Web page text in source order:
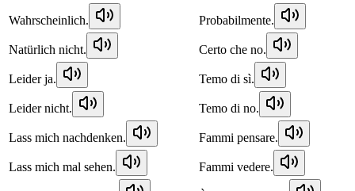
Wahrscheinlich. Probabilmente.
Natürlich nicht. Certo che no.
Leider ja. Temo di sì.
Leider nicht. Temo di no.
Lass mich nachdenken. Fammi pensare.
Lass mich mal sehen. Fammi vedere.